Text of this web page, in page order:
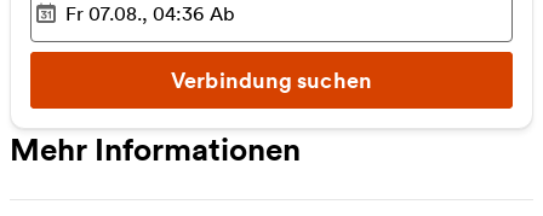
Ausgewählter Zeitpunkt
Fr 07.08., 04:36 Ab
Verbindung suchen
Mehr Informationen